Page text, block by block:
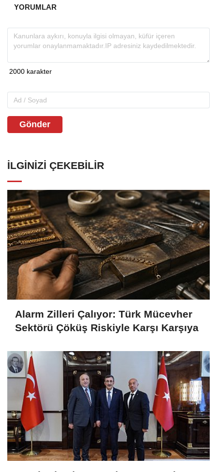
YORUMLAR
Gönder
İLGINIZI ÇEKEBILIR
Alarm Zilleri Çalıyor: Türk Mücevher
Sektörü Çöküş Riskiyle Karşı Karşıya